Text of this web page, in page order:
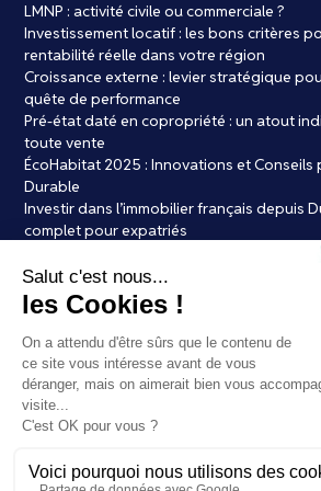
LMNP : activité civile ou commerciale ?
Investissement locatif : les bons critères
rentabilité réelle dans votre région
Croissance externe : levier stratégique
quête de performance
Pré-état daté en copropriété : un atout
toute vente
ÉcoHabitat 2025 : Innovations et Conseils
Durable
Investir dans l’immobilier français depuis
complet pour expatriés
Achat immobilier : les 7 erreurs courantes
LMNP Bordeaux : le bon timing pour se
Par Laure de credits.frLes courtiers en
de l’IA : vers la fin du conseil humain ?
Immobilier et Bitcoin : une révolution dans
bien ?
Politiques de confidentialité